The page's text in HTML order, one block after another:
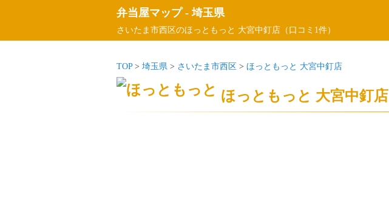
弁当屋マップ-埼玉県
さいたま市西区のほっともっと 大宮中釘店（口コミ1件）
TOP> 埼玉県 > さいたま市西区 > ほっともっと 大宮中釘店
ほっともっと 大宮中釘店